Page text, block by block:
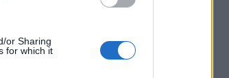
or Sharing
for which it
un